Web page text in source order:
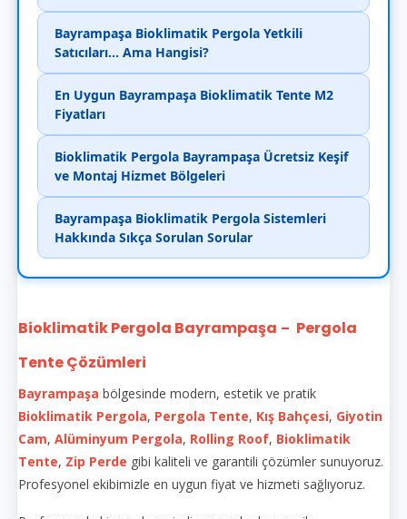
Bayrampaşa Bioklimatik Pergola Yetkili
Satıcıları... Ama Hangisi?
En Uygun Bayrampaşa Bioklimatik Tente M2
Fiyatları
Bioklimatik Pergola Bayrampaşa Ücretsiz Keşif
ve Montaj Hizmet Bölgeleri
Bayrampaşa Bioklimatik Pergola Sistemleri
Hakkında Sıkça Sorulan Sorular
Bioklimatik Pergola Bayrampaşa – Pergola
Tente Çözümleri
Bayrampaşa bölgesinde modern, estetik ve pratik
Bioklimatik Pergola, Pergola Tente, Kış Bahçesi, Giyotin
Cam, Alüminyum Pergola, Rolling Roof, Bioklimatik
Tente, Zip Perde gibi kaliteli ve garantili çözümler sunuyoruz.
Profesyonel ekibimizle en uygun fiyat ve hizmeti sağlıyoruz.